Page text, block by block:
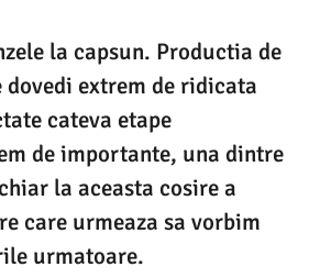
0
.
2
0
2
la capsun. Productia de
dovedi extrem de ridicata
cateva etape
de importante, una dintre
la aceasta cosire a
care urmeaza sa vorbim
urmatoare.